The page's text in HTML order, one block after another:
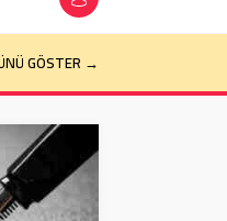
GÖSTER →